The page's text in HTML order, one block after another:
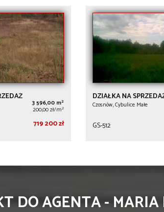
3 596,00 m2
200,00 zł/m2
719 200 zł
DZIAŁKA NA
Czosnów, Cybulice Małe
GS-512
DO AGENTA - MARIA